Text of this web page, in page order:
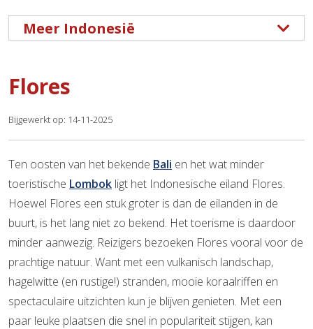
Meer Indonesië
Flores
Bijgewerkt op: 14-11-2025
Ten oosten van het bekende Bali en het wat minder
toeristische Lombok ligt het Indonesische eiland Flores.
Hoewel Flores een stuk groter is dan de eilanden in de
buurt, is het lang niet zo bekend. Het toerisme is daardoor
minder aanwezig. Reizigers bezoeken Flores vooral voor de
prachtige natuur. Want met een vulkanisch landschap,
hagelwitte (en rustige!) stranden, mooie koraalriffen en
spectaculaire uitzichten kun je blijven genieten. Met een
paar leuke plaatsen die snel in populariteit stijgen, kan